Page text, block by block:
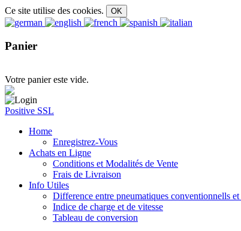
Ce site utilise des cookies.
Panier
Votre panier este vide.
Positive SSL
Home
Enregistrez-Vous
Achats en Ligne
Conditions et Modalités de Vente
Frais de Livraison
Info Utiles
Difference entre pneumatiques conventionnells et
Indice de charge et de vitesse
Tableau de conversion